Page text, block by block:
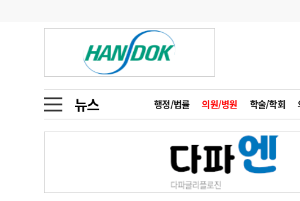
뉴스 행정/법률 의원/병원 학술/학회
금주의 검색어
1
의사인력 수급 추계
2
성분명 처방
3
AI의료
4
전공의 모집 결과
인사
오피니언
인물 초대석 피플
동영상뉴스
포토뉴스
메디 Hospital 지역병원 중소병원
2026년 하반기 인턴 모집
마취통증의학과 임기제 임상의사 채용